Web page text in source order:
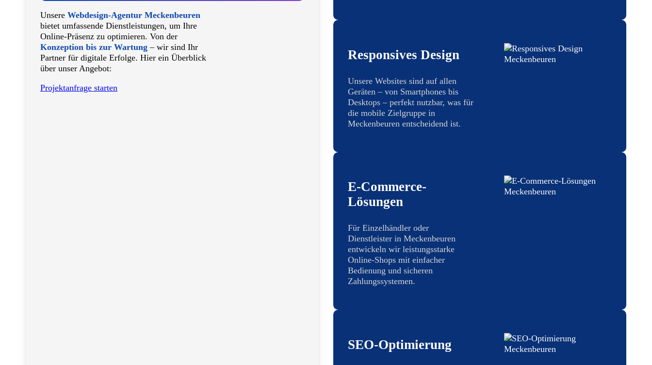
Unsere Webdesign-Agentur Meckenbeuren
bietet umfassende Dienstleistungen, um Ihre
Online-Präsenz zu optimieren. Von der
Konzeption bis zur Wartung – wir sind Ihr
Partner für digitale Erfolge. Hier ein Überblick
über unser Angebot:
Projektanfrage starten
Responsives Design
Unsere Websites sind auf allen
Geräten – von Smartphones bis
Desktops – perfekt nutzbar, was für
die mobile Zielgruppe in
Meckenbeuren entscheidend ist.
E-Commerce-
Lösungen
Für Einzelhändler oder
Dienstleister in Meckenbeuren
entwickeln wir leistungsstarke
Online-Shops mit einfacher
Bedienung und sicheren
Zahlungssystemen.
SEO-Optimierung